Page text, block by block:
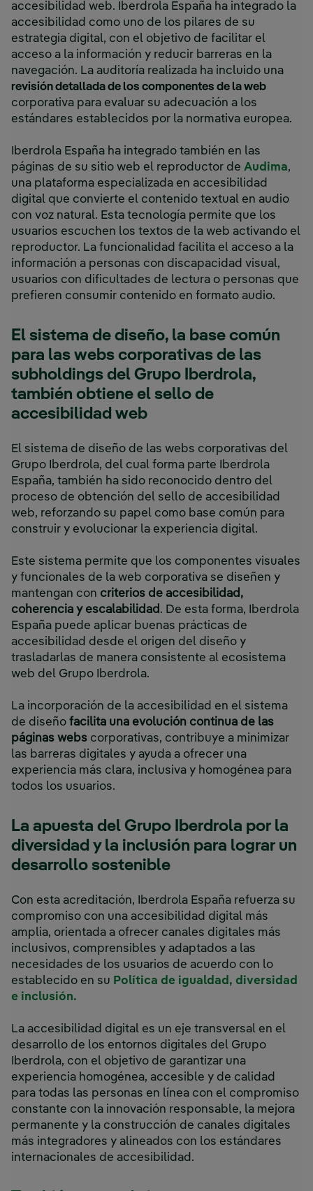
accesibilidad web. Iberdrola España ha integrado la
accesibilidad como uno de los pilares de su
estrategia digital, con el objetivo de facilitar el
acceso a la información y reducir barreras en la
navegación. La auditoría realizada ha incluido una
revisión detallada de los componentes de la web
corporativa para evaluar su adecuación a los
estándares establecidos por la normativa europea.
Iberdrola España ha integrado también en las
páginas de su sitio web el reproductor de Audima,
una plataforma especializada en accesibilidad
digital que convierte el contenido textual en audio
con voz natural. Esta tecnología permite que los
usuarios escuchen los textos de la web activando el
reproductor. La funcionalidad facilita el acceso a la
información a personas con discapacidad visual,
usuarios con dificultades de lectura o personas que
prefieren consumir contenido en formato audio.
El sistema de diseño, la base común
para las webs corporativas de las
subholdings del Grupo Iberdrola,
también obtiene el sello de
accesibilidad web
El sistema de diseño de las webs corporativas del
Grupo Iberdrola, del cual forma parte Iberdrola
España, también ha sido reconocido dentro del
proceso de obtención del sello de accesibilidad
web, reforzando su papel como base común para
construir y evolucionar la experiencia digital.
Este sistema permite que los componentes visuales
y funcionales de la web corporativa se diseñen y
mantengan con criterios de accesibilidad,
coherencia y escalabilidad . De esta forma, Iberdrola
España puede aplicar buenas prácticas de
accesibilidad desde el origen del diseño y
trasladarlas de manera consistente al ecosistema
web del Grupo Iberdrola.
La incorporación de la accesibilidad en el sistema
de diseño facilita una evolución continua de las
páginas webs corporativas, contribuye a minimizar
las barreras digitales y ayuda a ofrecer una
experiencia más clara, inclusiva y homogénea para
todos los usuarios.
La apuesta del Grupo Iberdrola por la
diversidad y la inclusión para lograr un
desarrollo sostenible
Con esta acreditación, Iberdrola España refuerza su
compromiso con una accesibilidad digital más
amplia, orientada a ofrecer canales digitales más
inclusivos, comprensibles y adaptados a las
necesidades de los usuarios de acuerdo con lo
establecido en su Política de igualdad, diversidad
e inclusión.
La accesibilidad digital es un eje transversal en el
desarrollo de los entornos digitales del Grupo
Iberdrola, con el objetivo de garantizar una
experiencia homogénea, accesible y de calidad
para todas las personas en línea con el compromiso
constante con la innovación responsable, la mejora
permanente y la construcción de canales digitales
más integradores y alineados con los estándares
internacionales de accesibilidad.